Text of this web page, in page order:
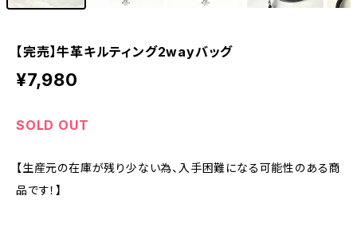
【完売】牛革キルティング2wayバッグ
¥7,980
SOLD OUT
【生産元の在庫が残り少ない為、入手困難になる可能性のある商
品です！】